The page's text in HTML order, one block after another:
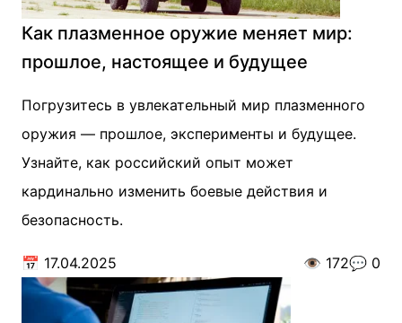
Как плазменное оружие меняет мир:
прошлое, настоящее и будущее
Погрузитесь в увлекательный мир плазменного
оружия — прошлое, эксперименты и будущее.
Узнайте, как российский опыт может
кардинально изменить боевые действия и
безопасность.
📅 17.04.2025 👁️ 172💬 0